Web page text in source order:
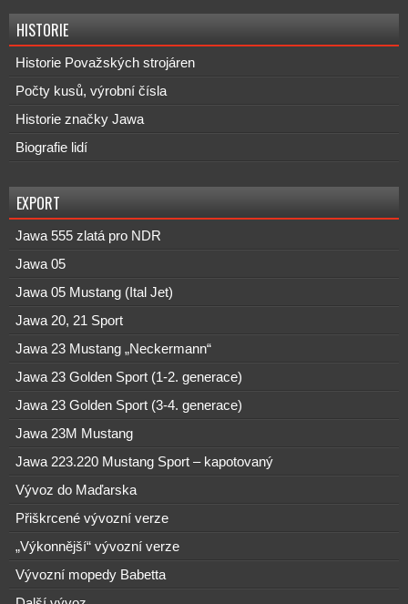
HISTORIE
Historie Považských strojáren
Počty kusů, výrobní čísla
Historie značky Jawa
Biografie lidí
EXPORT
Jawa 555 zlatá pro NDR
Jawa 05
Jawa 05 Mustang (Ital Jet)
Jawa 20, 21 Sport
Jawa 23 Mustang „Neckermann“
Jawa 23 Golden Sport (1-2. generace)
Jawa 23 Golden Sport (3-4. generace)
Jawa 23M Mustang
Jawa 223.220 Mustang Sport – kapotovaný
Vývoz do Maďarska
Přiškrcené vývozní verze
„Výkonnější“ vývozní verze
Vývozní mopedy Babetta